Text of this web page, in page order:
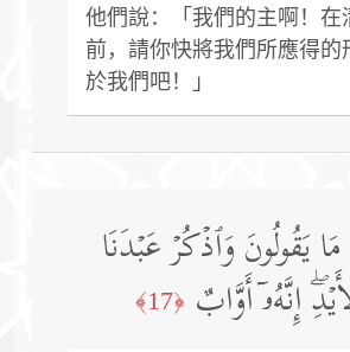
他們說：「我們的主啊！在
前，請你快將我們所應得的
於我們吧！」
یَقُولُونَ وَٱذۡكُرۡ عَبۡدَنَا
إِنَّهُۥۤ أَوَّابٌ ﴿17﴾